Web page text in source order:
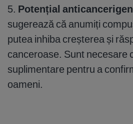
5. Potențial
sugerează că anumiți
putea inhiba creșterea și
canceroase. Sunt necesare
suplimentare pentru a
oameni.